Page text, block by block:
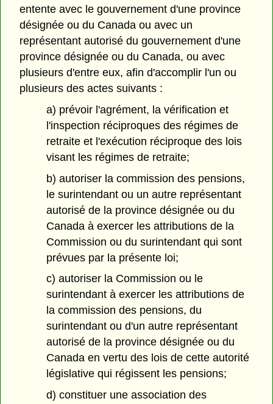
entente avec le gouvernement d'une province
désignée ou du Canada ou avec un
représentant autorisé du gouvernement d'une
province désignée ou du Canada, ou avec
plusieurs d'entre eux, afin d'accomplir l'un ou
plusieurs des actes suivants :
a) prévoir l'agrément, la vérification et
l'inspection réciproques des régimes de
retraite et l'exécution réciproque des lois
visant les régimes de retraite;
b) autoriser la commission des pensions,
le surintendant ou un autre représentant
autorisé de la province désignée ou du
Canada à exercer les attributions de la
Commission ou du surintendant qui sont
prévues par la présente loi;
c) autoriser la Commission ou le
surintendant à exercer les attributions de
la commission des pensions, du
surintendant ou d'un autre représentant
autorisé de la province désignée ou du
Canada en vertu des lois de cette autorité
législative qui régissent les pensions;
d) constituer une association des